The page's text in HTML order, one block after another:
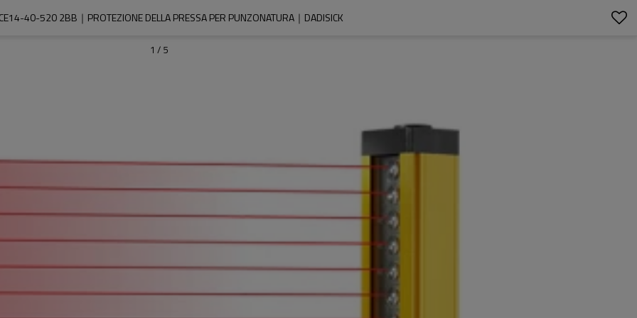
40-520 2BB｜PROTEZIONE DELLA PRESSA PER PUNZONATURA｜DADISICK
1 / 5